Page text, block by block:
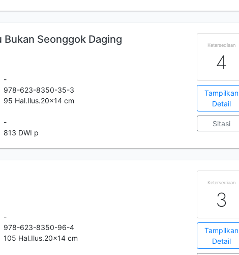
Bukan Seonggok Daging
-
978-623-8350-35-3
95 Hal.Ilus.20x14 cm
-
813 DWI p
Ketersediaan
4
Tampilkan
Detail
Sitasi
-
978-623-8350-96-4
105 Hal.Ilus.20x14 cm
Ketersediaan
3
Tampilkan
Detail